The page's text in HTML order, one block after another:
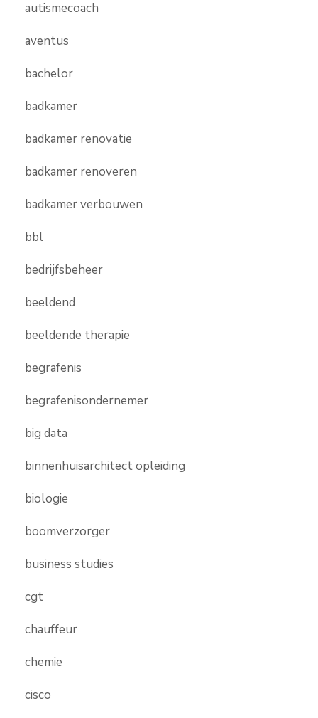
autismecoach
aventus
bachelor
badkamer
badkamer renovatie
badkamer renoveren
badkamer verbouwen
bbl
bedrijfsbeheer
beeldend
beeldende therapie
begrafenis
begrafenisondernemer
big data
binnenhuisarchitect opleiding
biologie
boomverzorger
business studies
cgt
chauffeur
chemie
cisco